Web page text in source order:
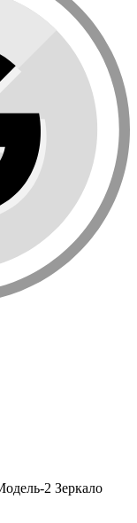
2 Зеркало